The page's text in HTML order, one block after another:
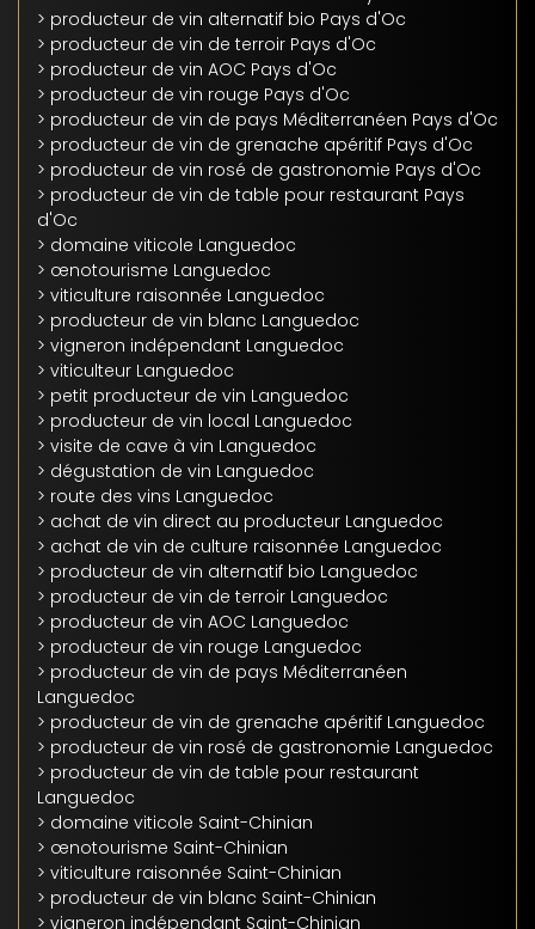
> producteur de vin alternatif bio Pays d'Oc
> producteur de vin de terroir Pays d'Oc
> producteur de vin AOC Pays d'Oc
> producteur de vin rouge Pays d'Oc
> producteur de vin de pays Méditerranéen Pays d'Oc
> producteur de vin de grenache apéritif Pays d'Oc
> producteur de vin rosé de gastronomie Pays d'Oc
> producteur de vin de table pour restaurant Pays
d'Oc
> domaine viticole Languedoc
> œnotourisme Languedoc
> viticulture raisonnée Languedoc
> producteur de vin blanc Languedoc
> vigneron indépendant Languedoc
> viticulteur Languedoc
> petit producteur de vin Languedoc
> producteur de vin local Languedoc
> visite de cave à vin Languedoc
> dégustation de vin Languedoc
> route des vins Languedoc
> achat de vin direct au producteur Languedoc
> achat de vin de culture raisonnée Languedoc
> producteur de vin alternatif bio Languedoc
> producteur de vin de terroir Languedoc
> producteur de vin AOC Languedoc
> producteur de vin rouge Languedoc
> producteur de vin de pays Méditerranéen
Languedoc
> producteur de vin de grenache apéritif Languedoc
> producteur de vin rosé de gastronomie Languedoc
> producteur de vin de table pour restaurant
Languedoc
> domaine viticole Saint-Chinian
> œnotourisme Saint-Chinian
> viticulture raisonnée Saint-Chinian
> producteur de vin blanc Saint-Chinian
> vigneron indépendant Saint-Chinian